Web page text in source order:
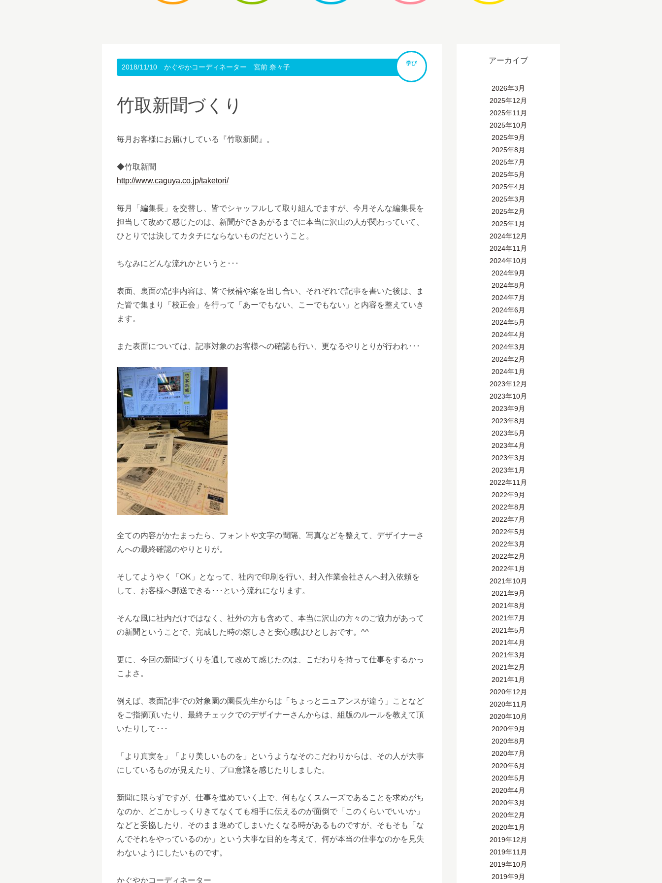
2018/11/10 かぐやかコーディネーター 宮前 奈々子 学び
竹取新聞づくり
毎月お客様にお届けしている『竹取新聞』。
◆竹取新聞
http://www.caguya.co.jp/taketori/
毎月「編集長」を交替し、皆でシャッフルして取り組んでますが、今月そんな編集長を
担当して改めて感じたのは、新聞ができあがるまでに本当に沢山の人が関わっていて、
ひとりでは決してカタチにならないものだということ。
ちなみにどんな流れかというと･･･
表面、裏面の記事内容は、皆で候補や案を出し合い、それぞれで記事を書いた後は、ま
た皆で集まり「校正会」を行って「あーでもない、こーでもない」と内容を整えていき
ます。
また表面については、記事対象のお客様への確認も行い、更なるやりとりが行われ･･･
全ての内容がかたまったら、フォントや文字の間隔、写真などを整えて、デザイナーさ
んへの最終確認のやりとりが。
そしてようやく「OK」となって、社内で印刷を行い、封入作業会社さんへ封入依頼を
して、お客様へ郵送できる･･･という流れになります。
そんな風に社内だけではなく、社外の方も含めて、本当に沢山の方々のご協力があって
の新聞ということで、完成した時の嬉しさと安心感はひとしおです。^^
更に、今回の新聞づくりを通して改めて感じたのは、こだわりを持って仕事をするかっ
こよさ。
例えば、表面記事での対象園の園長先生からは「ちょっとニュアンスが違う」ことなど
をご指摘頂いたり、最終チェックでのデザイナーさんからは、組版のルールを教えて頂
いたりして･･･
「より真実を」「より美しいものを」というようなそのこだわりからは、その人が大事
にしているものが見えたり、プロ意識を感じたりしました。
新聞に限らずですが、仕事を進めていく上で、何もなくスムーズであることを求めがち
なのか、どこかしっくりきてなくても相手に伝えるのが面倒で「このくらいでいいか」
などと妥協したり、そのまま進めてしまいたくなる時があるものですが、そもそも「な
んでそれをやっているのか」という大事な目的を考えて、何が本当の仕事なのかを見失
わないようにしたいものです。
かぐやかコーディネーター
アーカイブ
2026年3月
2025年12月
2025年11月
2025年10月
2025年9月
2025年8月
2025年7月
2025年5月
2025年4月
2025年3月
2025年2月
2025年1月
2024年12月
2024年11月
2024年10月
2024年9月
2024年8月
2024年7月
2024年6月
2024年5月
2024年4月
2024年3月
2024年2月
2024年1月
2023年12月
2023年10月
2023年9月
2023年8月
2023年5月
2023年4月
2023年3月
2023年1月
2022年11月
2022年9月
2022年8月
2022年7月
2022年5月
2022年3月
2022年2月
2022年1月
2021年10月
2021年9月
2021年8月
2021年7月
2021年5月
2021年4月
2021年3月
2021年2月
2021年1月
2020年12月
2020年11月
2020年10月
2020年9月
2020年8月
2020年7月
2020年6月
2020年5月
2020年4月
2020年3月
2020年2月
2020年1月
2019年12月
2019年11月
2019年10月
2019年9月